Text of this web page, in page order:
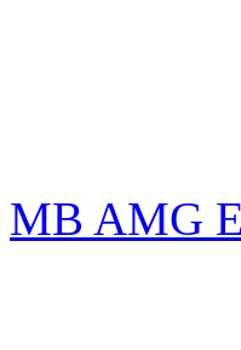
MB AMG